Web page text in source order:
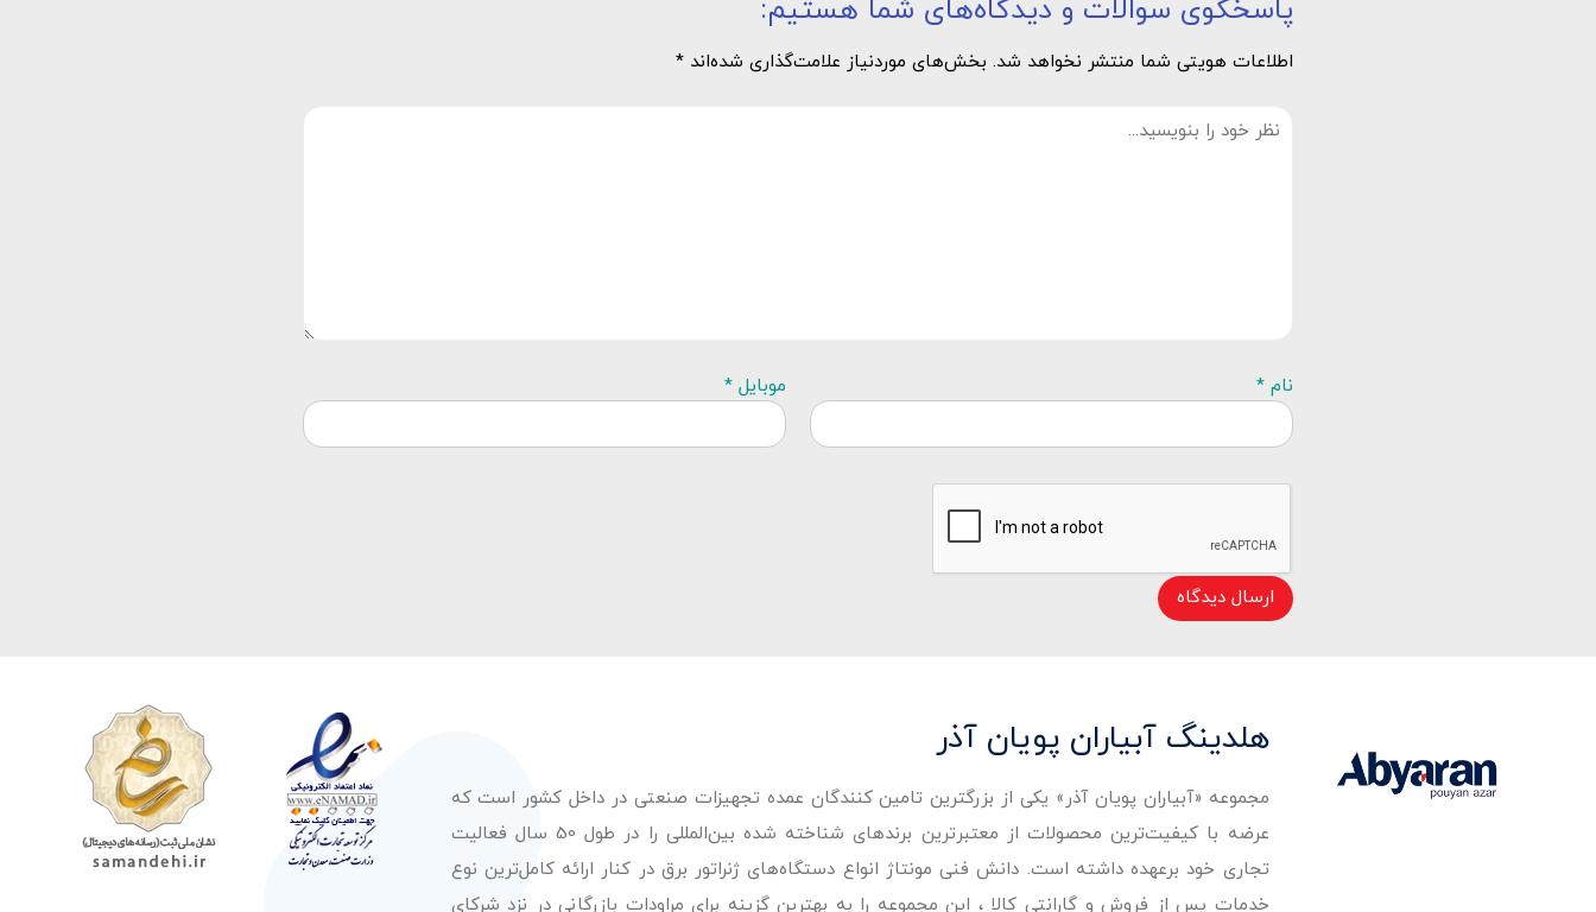
پاسخگوی سوالات و دیدگاه‌های شما هستیم:
اطلاعات هویتی شما منتشر نخواهد شد. بخش‌های موردنیاز علامت‌گذاری شده‌اند *
نام * موبایل *
ارسال دیدگاه
هلدینگ آبیاران پویان آذر
مجموعه «آبیاران پویان آذر» یکی از بزرگترین تامین کنندگان عمده تجهیزات صنعتی در داخل کشور است که
عرضه با کیفیت‌ترین محصولات از معتبرترین برندهای شناخته شده بین‌المللی را در طول 50 سال فعالیت
تجاری خود برعهده داشته است. دانش فنی مونتاژ انواع دستگاه‌های ژنراتور برق در کنار ارائه کامل‌ترین نوع
خدمات پس از فروش و گارانتی کالا ، این مجموعه را به بهترین گزینه برای مراودات بازرگانی در نزد شرکای